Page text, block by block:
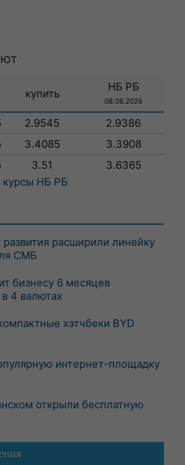
купить
НБ РБ
08.08.2026
2.9545
2.9386
3.4085
3.3908
3.51
3.6365
курсы НБ РБ
расширили линейку
СМБ
бизнесу 6 месяцев
4 валютах
хэтчбеки BYD
интернет-площадку
открыли бесплатную